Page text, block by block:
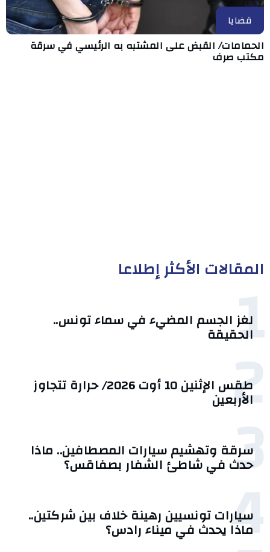
قضايا
الحمامات/ القبض على المشتبه به الرئيسي في سرقة
مكتب صرف
المقالات الأكثر إطلاعا
1
لغز الجسم المضيء في سماء تونس..
الحقيقة
2 طقس الإثنين 10 أوت 2026/ حرارة تتجاوز
الأربعين
3
سرقة وتهشيم سيارات المصطافين.. ماذا
حدث في شاطئ الشفار بصفاقس؟
4
سيارات تونسيين رهينة خلاف بين شركتين..
ماذا يحدث في ميناء رادس؟